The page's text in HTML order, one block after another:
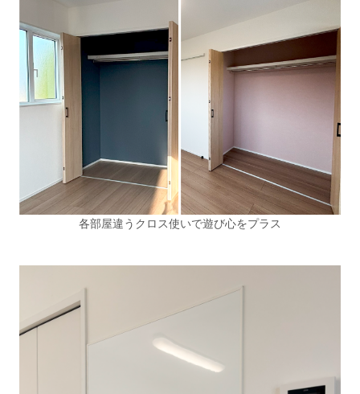
各部屋違うクロス使いで遊び心をプラス